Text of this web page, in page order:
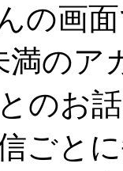
の画
満の
のお
ごと